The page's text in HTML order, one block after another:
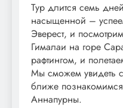
Тур длится семь
насыщенной –
Эверест, и
Гималаи на горе
рафтингом, и
Мы сможем увидеть
ближе
Аннапурны.